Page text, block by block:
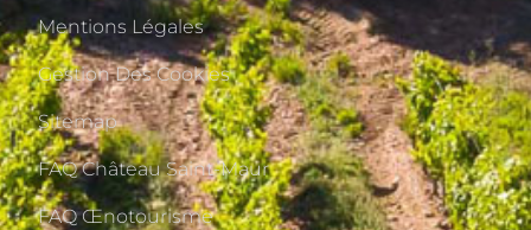
Mentions Légales
Gestion Des Cookies
Sitemap
FAQ Château Saint-Maur
FAQ Œnotourisme